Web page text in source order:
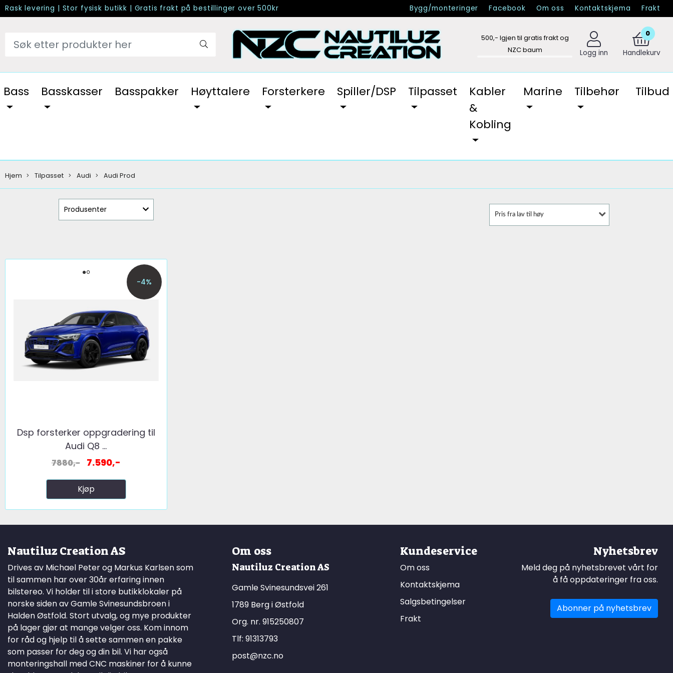
Rask levering | Stor fysisk butikk | Gratis frakt på bestillinger over 500kr Bygg/monteringer Facebook Om oss Kontaktskjema Frakt
500,- Igjen til gratis frakt og
NZC baum
Logg inn
0
Handlekurv
Bass Basskasser Basspakker Høyttalere Forsterkere Spiller/DSP Tilpasset
Kabler
&
Kobling
Marine Tilbehør Tilbud
Hjem Tilpasset Audi Audi Prod
Produsenter
Pris fra lav til høy
-4%
Dsp forsterker oppgradering til
Audi Q8 ...
7880,- 7.590,-
Kjøp
Nautiluz Creation AS
Drives av Michael Peter og Markus Karlsen som
til sammen har over 30år erfaring innen
bilstereo. Vi holder til i store butikklokaler på
norske siden av Gamle Svinesundsbroen i
Halden Østfold. Stort utvalg, og mye produkter
på lager gjør at mange velger oss. Kom innom
for råd og hjelp til å sette sammen en pakke
som passer for deg og din bil. Vi har også
monteringshall med CNC maskiner for å kunne
Om oss
Nautiluz Creation AS
Gamle Svinesundsvei 261
1789 Berg i Østfold
Org. nr. 915250807
Tlf: 91313793
post@nzc.no
Kundeservice
Om oss
Kontaktskjema
Salgsbetingelser
Frakt
Nyhetsbrev
Meld deg på nyhetsbrevet vårt for
å få oppdateringer fra oss.
Abonner på nyhetsbrev